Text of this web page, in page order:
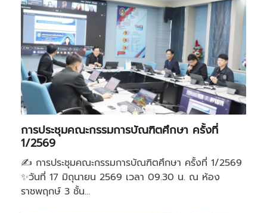
การประชุมคณะกรรมการบัณฑิตศึกษา ครั้งที่
1/2569
✍️ การประชุมคณะกรรมการบัณฑิตศึกษา ครั้งที่ 1/2569
✨วันที่ 17 มิถุนายน 2569 เวลา 09.30 น. ณ ห้อง
ราชพฤกษ์ 3 ชั้น…